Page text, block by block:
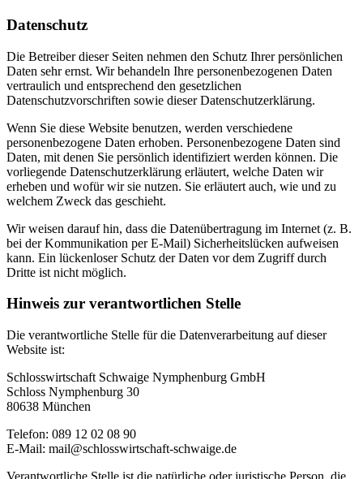
Datenschutz
Die Betreiber dieser Seiten nehmen den Schutz Ihrer persönlichen
Daten sehr ernst. Wir behandeln Ihre personenbezogenen Daten
vertraulich und entsprechend den gesetzlichen
Datenschutzvorschriften sowie dieser Datenschutzerklärung.
Wenn Sie diese Website benutzen, werden verschiedene
personenbezogene Daten erhoben. Personenbezogene Daten sind
Daten, mit denen Sie persönlich identifiziert werden können. Die
vorliegende Datenschutzerklärung erläutert, welche Daten wir
erheben und wofür wir sie nutzen. Sie erläutert auch, wie und zu
welchem Zweck das geschieht.
Wir weisen darauf hin, dass die Datenübertragung im Internet (z. B.
bei der Kommunikation per E-Mail) Sicherheitslücken aufweisen
kann. Ein lückenloser Schutz der Daten vor dem Zugriff durch
Dritte ist nicht möglich.
Hinweis zur verantwortlichen Stelle
Die verantwortliche Stelle für die Datenverarbeitung auf dieser
Website ist:
Schlosswirtschaft Schwaige Nymphenburg GmbH
Schloss Nymphenburg 30
80638 München
Telefon: 089 12 02 08 90
E-Mail: mail@schlosswirtschaft-schwaige.de
Verantwortliche Stelle ist die natürliche oder juristische Person, die